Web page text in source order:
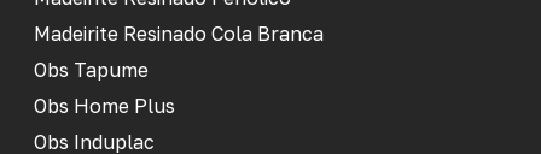
Madeirite Resinado Cola Branca
Obs Tapume
Obs Home Plus
Obs Induplac